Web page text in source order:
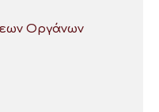
Οργάνων